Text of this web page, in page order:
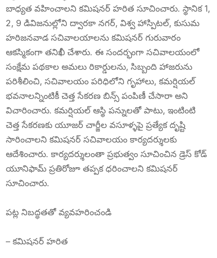
బాధ్యత వహించాలని కమిషనర్ హరిత సూచించారు. స్థానిక 1,
2, 9 డివిజనుల్లోని ద్వారకా నగర్, విశ్వ హాస్పిటల్, కుసుమ
హరిజనవాడ సచివాలయాలను కమిషనర్ గురువారం
ఆకస్మికంగా తనిఖీ చేశారు. ఈ సందర్భంగా సచివాలయంలో
సంక్షేమ పథకాల అమలు రికార్డులను, సిబ్బంది హాజరును
పరిశీలించి, సచివాలయం పరిధిలోని గృహాలు, కమర్షియల్
భవనాలన్నింటికీ చెత్త సేకరణ బిన్స్ పంపిణీ చేసారా అని
విచారించారు. కమర్షియల్ ఆస్థి పన్నులతో పాటు, ఇంటింటి
చెత్త సేకరణకు యూజర్ చార్జీల వసూళ్ళపై ప్రత్యేక దృష్టి
సారించాలని కమిషనర్ సచివాలయం కార్యదర్శులకు
ఆదేశించారు. కార్యదర్శులంతా ప్రభుత్వం సూచించిన డ్రెస్ కోడ్
యూనిఫామ్ ప్రతిరోజూ తప్పక ధరించాలని కమిషనర్
సూచించారు.
పట్ల నిబద్ధతతో వ్యవహరించండి
– కమిషనర్ హరిత